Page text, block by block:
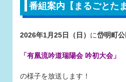
番組案内【まるごとた
2026年1月25日（日） に岱明町
「有凰流吟道瑞陽会 吟初大会」
の様子を放送します！